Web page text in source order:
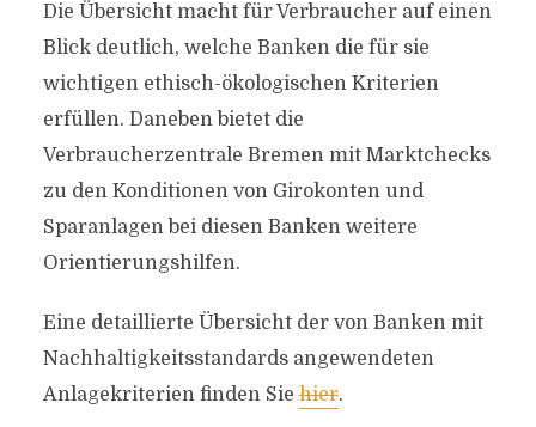
Die Übersicht macht für Verbraucher auf einen
Blick deutlich, welche Banken die für sie
wichtigen ethisch-ökologischen Kriterien
erfüllen. Daneben bietet die
Verbraucherzentrale Bremen mit Marktchecks
zu den Konditionen von Girokonten und
Sparanlagen bei diesen Banken weitere
Orientierungshilfen.
Eine detaillierte Übersicht der von Banken mit
Nachhaltigkeitsstandards angewendeten
Anlagekriterien finden Siehier.